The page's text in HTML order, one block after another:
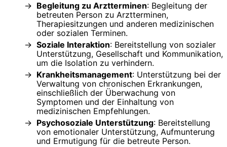
Begleitung zu Arztterminen: Begleitung der
betreuten Person zu Arztterminen,
Therapiesitzungen und anderen medizinischen
oder sozialen Terminen.
Soziale Interaktion: Bereitstellung von sozialer
Unterstützung, Gesellschaft und Kommunikation,
um die Isolation zu verhindern.
Krankheitsmanagement: Unterstützung bei der
Verwaltung von chronischen Erkrankungen,
einschließlich der Überwachung von
Symptomen und der Einhaltung von
medizinischen Empfehlungen.
Psychosoziale Unterstützung: Bereitstellung
von emotionaler Unterstützung, Aufmunterung
und Ermutigung für die betreute Person.